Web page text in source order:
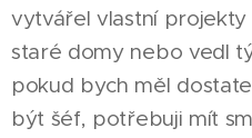
vytvářel vlastní
staré domy nebo vedl
pokud bych měl
být šéf, potřebuji mít